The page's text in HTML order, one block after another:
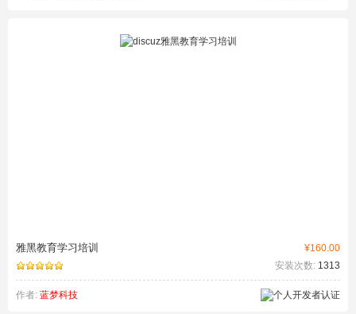
¥160.00
雅黑教育学习培训
安装次数: 1313
作者: 蓝梦科技